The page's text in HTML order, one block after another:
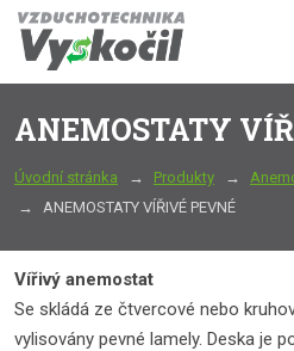
ANEMOSTATY
Úvodní stránka Produkty
ANEMOSTATY VÍŘIVÉ PEVNÉ
Vířivý anemostat
Se skládá ze čtvercové nebo
vylisovány pevné lamely. Deska je